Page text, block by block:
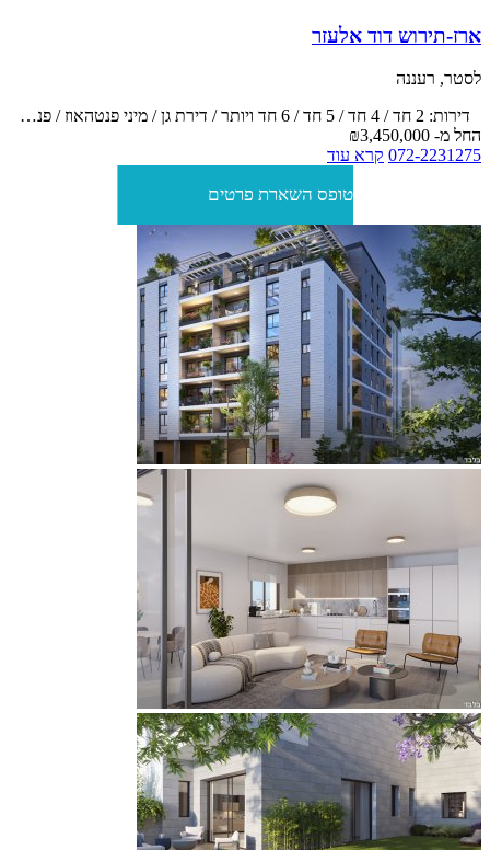
ארז-תירוש דוד אלעזר
לסטר, רעננה
דירות: 2 חד / 4 חד / 5 חד / 6 חד ויותר / דירת גן / מיני פנטהאוז / פנטהאוז
החל מ- ₪3,450,000
072-2231275 קרא עוד
טופס השארת פרטים